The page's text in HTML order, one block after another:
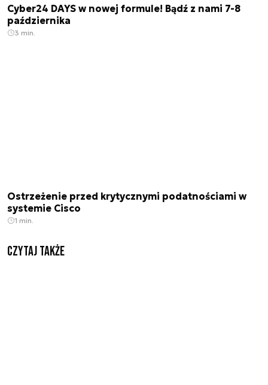
Cyber24 DAYS w nowej formule! Bądź z nami 7-8
października
3 min.
Ostrzeżenie przed krytycznymi podatnościami w
systemie Cisco
1 min.
Czytaj także